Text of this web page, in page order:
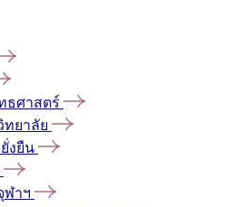
ธศาสตร์
ยาลัย
งยืน
ฬาฯ